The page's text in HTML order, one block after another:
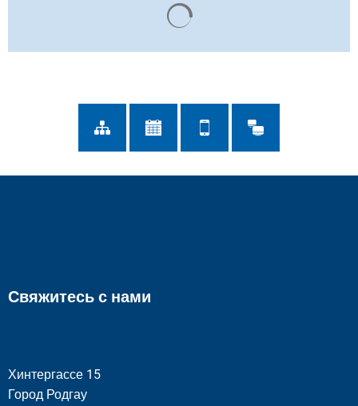
Свяжитесь с нами
Хинтергассе 15
Город Родгау